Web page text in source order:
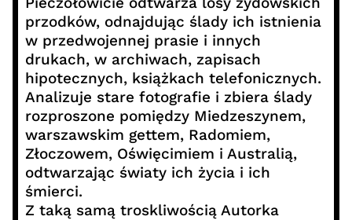
przodków, odnajdując ślady ich istnienia
w przedwojennej prasie i innych
drukach, w archiwach, zapisach
hipotecznych, książkach telefonicznych.
Analizuje stare fotografie i zbiera ślady
rozproszone pomiędzy Miedzeszynem,
warszawskim gettem, Radomiem,
Złoczowem, Oświęcimiem i Australią,
odtwarzając światy ich życia i ich
śmierci.
Z taką samą troskliwością Autorka